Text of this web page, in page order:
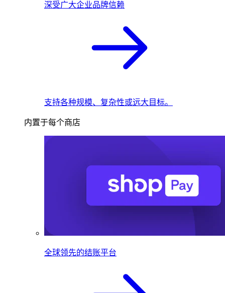
深受广大企业品牌信赖
支持各种规模、复杂性或远大目标。
内置于每个商店
全球领先的结账平台